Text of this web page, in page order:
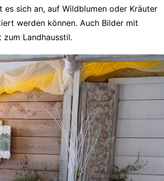
sich an, auf Wildblumen oder Kräuter
werden können. Auch Bilder mit
Landhausstil.